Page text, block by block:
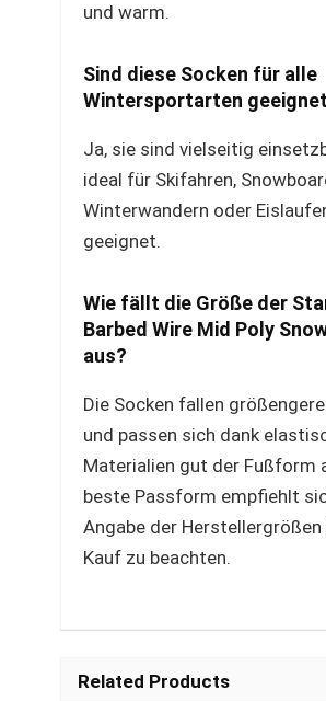
und warm.
Sind diese Socken für alle
Wintersportarten
Ja, sie sind vielseitig
ideal für Skifahren,
Winterwandern oder
geeignet.
Wie fällt die Größe der
Barbed Wire Mid Poly
aus?
Die Socken fallen
und passen sich dank
Materialien gut der Fußform
beste Passform empfiehlt
Angabe der Herstellergrößen
Kauf zu beachten.
Related Products